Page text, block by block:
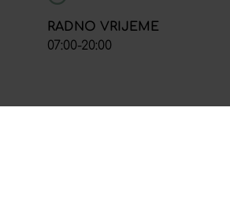
RADNO VRIJEME
07:00-20:00